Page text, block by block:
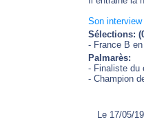
Son
Sélections:
- France B
Palmarès:
- Finaliste du
- Champion
Le 17/05/